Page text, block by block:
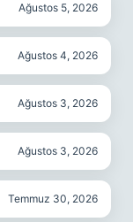
Ağustos 5, 2026
Ağustos 4, 2026
Ağustos 3, 2026
Ağustos 3, 2026
Temmuz 30, 2026